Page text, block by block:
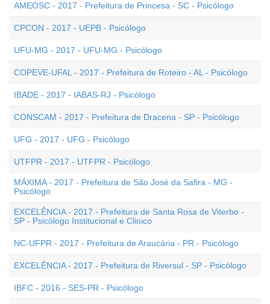
AMEOSC - 2017 - Prefeitura de Princesa - SC - Psicólogo
CPCON - 2017 - UEPB - Psicólogo
UFU-MG - 2017 - UFU-MG - Psicólogo
COPEVE-UFAL - 2017 - Prefeitura de Roteiro - AL - Psicólogo
IBADE - 2017 - IABAS-RJ - Psicólogo
CONSCAM - 2017 - Prefeitura de Dracena - SP - Psicólogo
UFG - 2017 - UFG - Psicólogo
UTFPR - 2017 - UTFPR - Psicólogo
MÁXIMA - 2017 - Prefeitura de São José da Safira - MG -
Psicólogo
EXCELÊNCIA - 2017 - Prefeitura de Santa Rosa de Viterbo -
SP - Psicólogo Institucional e Clinico
NC-UFPR - 2017 - Prefeitura de Araucária - PR - Psicólogo
EXCELÊNCIA - 2017 - Prefeitura de Riversul - SP - Psicólogo
IBFC - 2016 - SES-PR - Psicólogo